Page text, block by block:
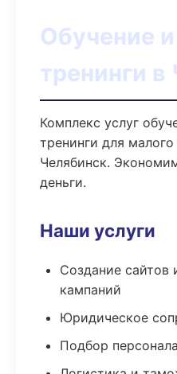
Обучение
тренинги
Комплекс услуг
тренинги для
Челябинск.
деньги.
Наши услуги
Создание сайтов
кампаний
Юридическое
Подбор